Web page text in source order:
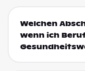
Welchen
wenn ich